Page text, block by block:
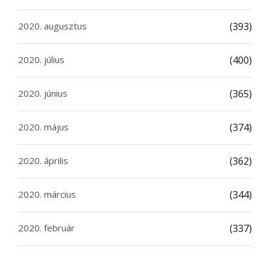
2020. augusztus (393)
2020. július (400)
2020. június (365)
2020. május (374)
2020. április (362)
2020. március (344)
2020. február (337)